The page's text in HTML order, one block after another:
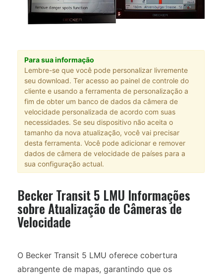
Para sua informação
Lembre-se que você pode personalizar livremente
seu download. Ter acesso ao painel de controle do
cliente e usando a ferramenta de personalização a
fim de obter um banco de dados da câmera de
velocidade personalizada de acordo com suas
necessidades. Se seu dispositivo não aceita o
tamanho da nova atualização, você vai precisar
desta ferramenta. Você pode adicionar e remover
dados de câmera de velocidade de países para a
sua configuração actual.
Becker Transit 5 LMU Informações
sobre Atualização de Câmeras de
Velocidade
O Becker Transit 5 LMU oferece cobertura
abrangente de mapas, garantindo que os